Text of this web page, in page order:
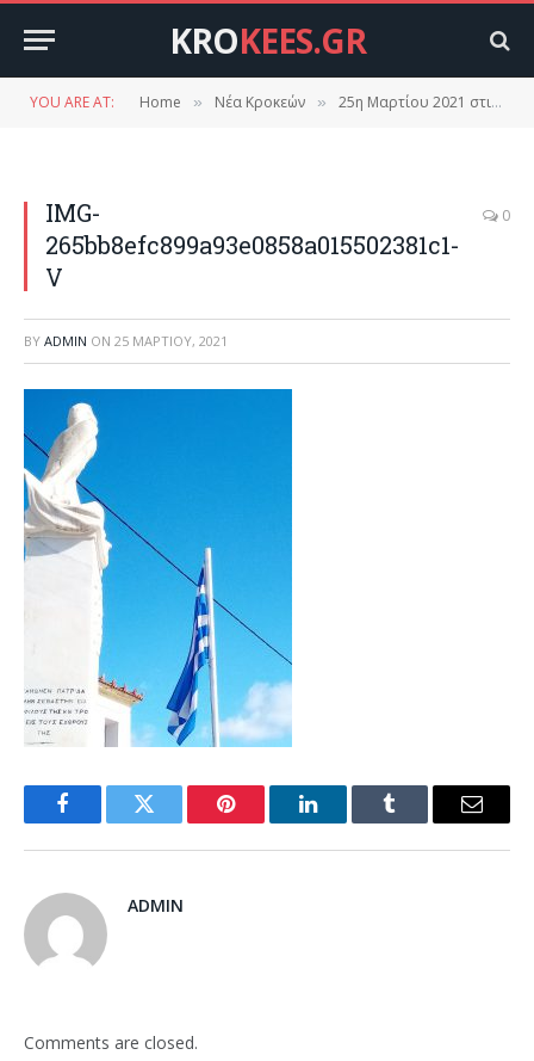
KROKEES.GR
YOU ARE AT: Home » Νέα Κροκεών » 25η Μαρτίου 2021 στις Κροκεές.( Φωτογραφίες, βίντεο)
IMG-
265bb8efc899a93e0858a015502381c1-
V
0
BY ADMIN ON 25 ΜΑΡΤΊΟΥ, 2021
FacebookTwitter Pinterest LinkedInTumblr Email
ADMIN
Comments are closed.